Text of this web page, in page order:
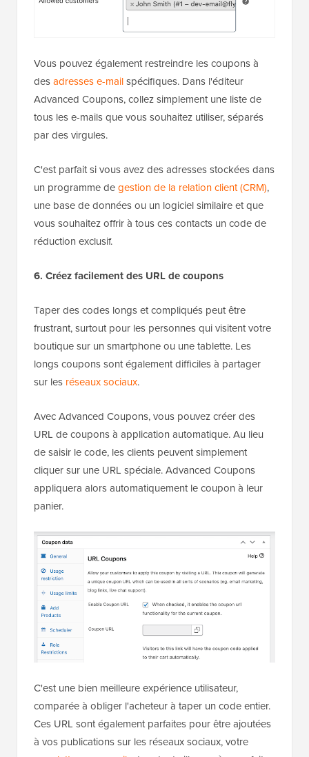
Vous pouvez également restreindre les coupons à
desadresses e-mailspécifiques. Dans l'éditeur
Advanced Coupons, collez simplement une liste de
tous les e-mails que vous souhaitez utiliser, séparés
par des virgules.
C'est parfait si vous avez des adresses stockées dans
un programme degestion de la relation client (CRM),
une base de données ou un logiciel similaire et que
vous souhaitez offrir à tous ces contacts un code de
réduction exclusif.
6. Créez facilement des URL de coupons
Taper des codes longs et compliqués peut être
frustrant, surtout pour les personnes qui visitent votre
boutique sur un smartphone ou une tablette. Les
longs coupons sont également difficiles à partager
sur les réseaux sociaux.
Avec Advanced Coupons, vous pouvez créer des
URL de coupons à application automatique. Au lieu
de saisir le code, les clients peuvent simplement
cliquer sur une URL spéciale. Advanced Coupons
appliquera alors automatiquement le coupon à leur
panier.
C'est une bien meilleure expérience utilisateur,
comparée à obliger l'acheteur à taper un code entier.
Ces URL sont également parfaites pour être ajoutées
à vos publications sur les réseaux sociaux, votre